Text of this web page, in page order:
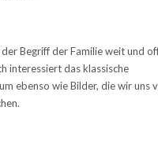
Begriff der Familie weit und
interessiert das klassische
ebenso wie Bilder, die wir uns